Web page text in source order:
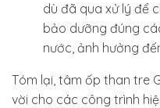
dù đã qua xử lý để
bảo dưỡng đúng
nước, ảnh hưởng
Tóm lại, tâm ốp than tre
vời cho các công trình